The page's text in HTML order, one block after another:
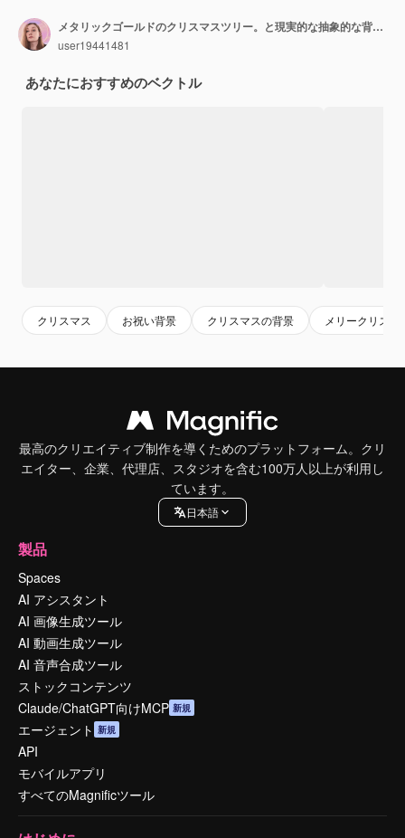
メタリックゴールドのクリスマスツリー。と現実的な抽象的な背景。グリーティングカード、新年あけましておめでとうございますとクリスマスの招待状。
user19441481
あなたにおすすめのベクトル
クリスマス お祝い背景 クリスマスの背景 メリークリスマ
最高のクリエイティブ制作を導くためのプラットフォーム。クリ
エイター、企業、代理店、スタジオを含む100万人以上が利用し
ています。
日本語
製品
Spaces
AI アシスタント
AI 画像生成ツール
AI 動画生成ツール
AI 音声合成ツール
ストックコンテンツ
Claude/ChatGPT向けMCP 新規
エージェント 新規
API
モバイルアプリ
すべてのMagnificツール